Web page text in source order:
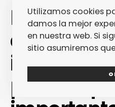
Pure at
alguien
idiota
pensar
Utilizamos cookies
damos la mejor
en nuestra web. Si
sitio asumiremos